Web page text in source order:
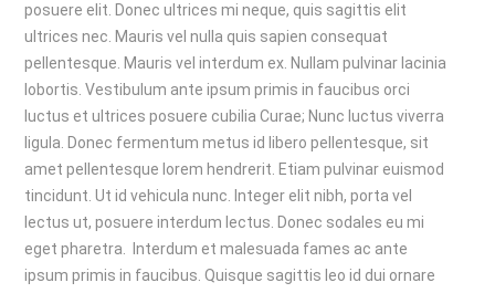
posuere elit. Donec ultrices mi neque, quis sagittis elit
ultrices nec. Mauris vel nulla quis sapien consequat
pellentesque. Mauris vel interdum ex. Nullam pulvinar lacinia
lobortis. Vestibulum ante ipsum primis in faucibus orci
luctus et ultrices posuere cubilia Curae; Nunc luctus viverra
ligula. Donec fermentum metus id libero pellentesque, sit
amet pellentesque lorem hendrerit. Etiam pulvinar euismod
tincidunt. Ut id vehicula nunc. Integer elit nibh, porta vel
lectus ut, posuere interdum lectus. Donec sodales eu mi
eget pharetra. Interdum et malesuada fames ac ante
ipsum primis in faucibus. Quisque sagittis leo id dui ornare